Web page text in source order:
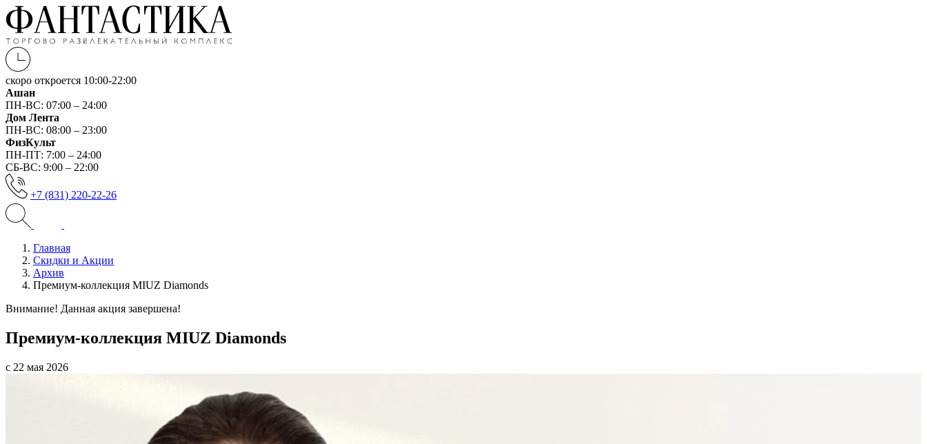
скоро откроется 10:00-22:00
Ашан
ПН-ВС: 07:00 – 24:00
Дом Лента
ПН-ВС: 08:00 – 23:00
ФизКульт
ПН-ПТ: 7:00 – 24:00
СБ-ВС: 9:00 – 22:00
+7 (831) 220-22-26
Главная
Скидки и Акции
Архив
Премиум-коллекция MIUZ Diamonds
Внимание! Данная акция завершена!
Премиум-коллекция MIUZ Diamonds
с 22 мая 2026